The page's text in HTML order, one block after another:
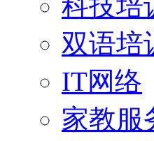
双语培
IT网络
家教服